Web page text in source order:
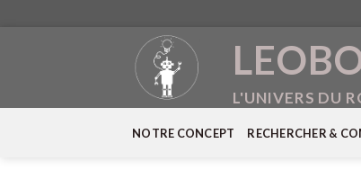
L'UNIVERS DU
NOTRE CONCEPT RECHERCHER &